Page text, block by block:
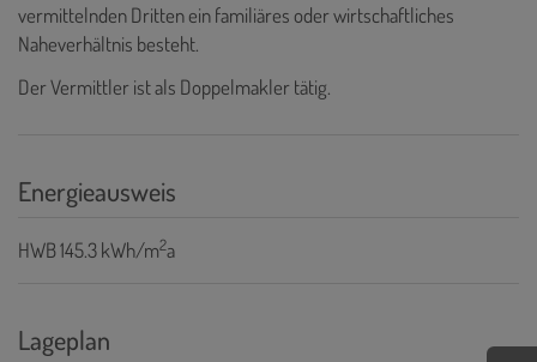
vermittelnden Dritten ein familiäres oder wirtschaftliches
Naheverhältnis besteht.
Der Vermittler ist als Doppelmakler tätig.
Energieausweis
HWB145.3 kWh/m2a
Lageplan